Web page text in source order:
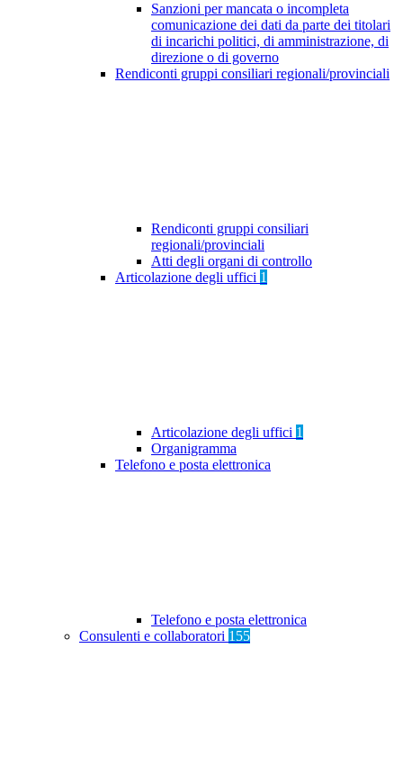
Sanzioni per mancata o incompleta
comunicazione dei dati da parte dei titolari
di incarichi politici, di amministrazione, di
direzione o di governo
Rendiconti gruppi consiliari regionali/provinciali
Rendiconti gruppi consiliari
regionali/provinciali
Atti degli organi di controllo
Articolazione degli uffici 1
Articolazione degli uffici 1
Organigramma
Telefono e posta elettronica
Telefono e posta elettronica
Consulenti e collaboratori 155